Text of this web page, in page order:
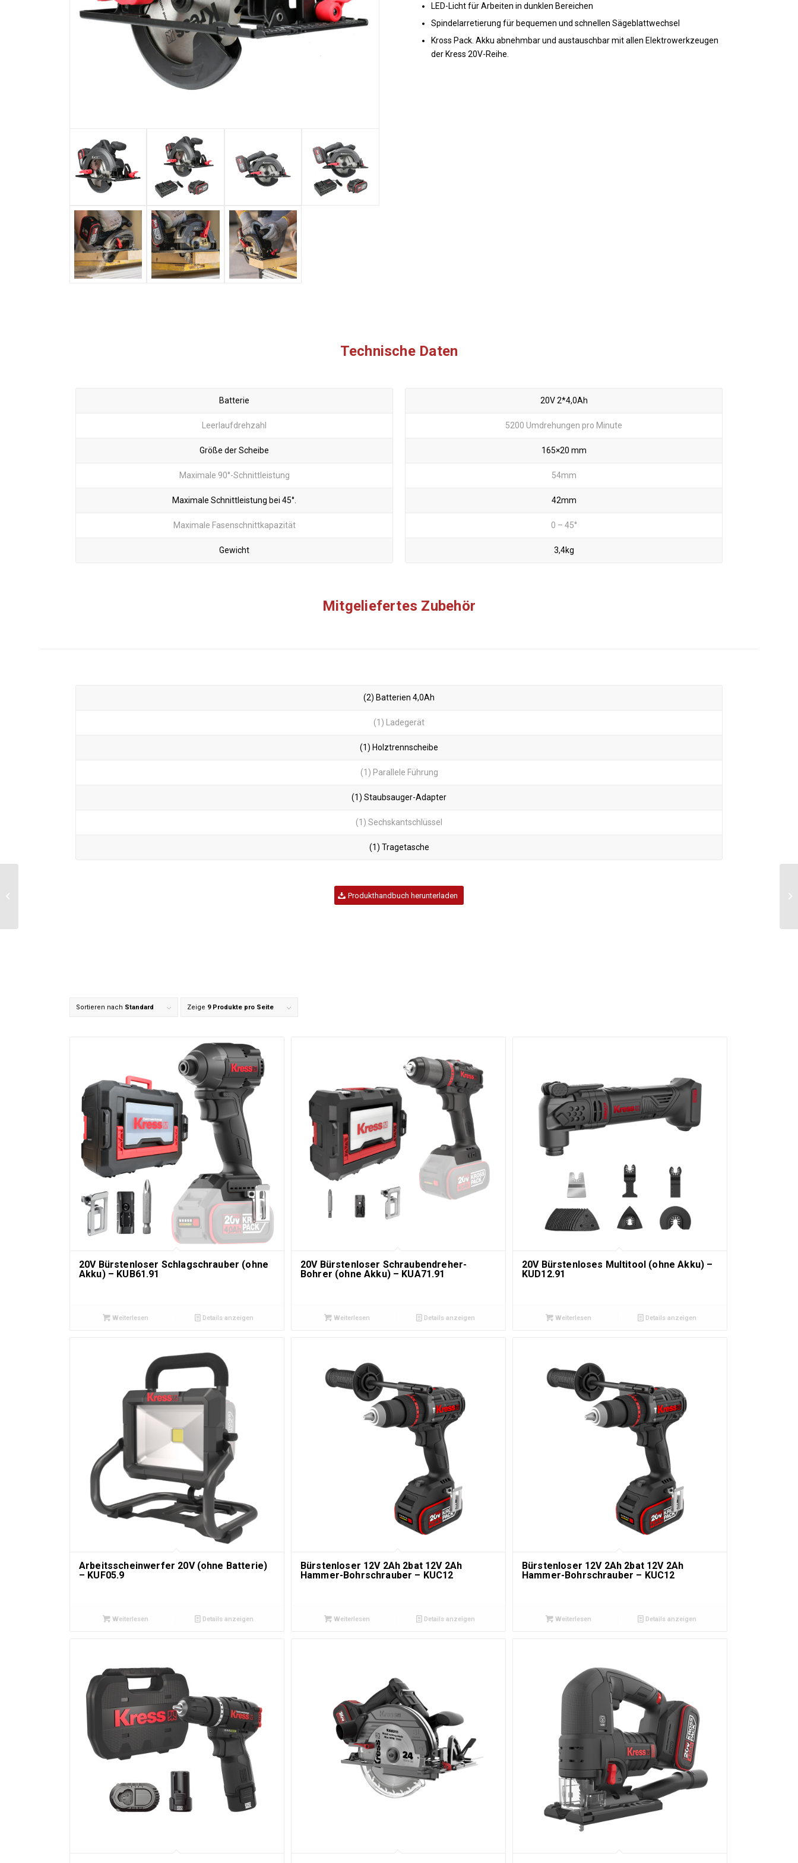
LED-Licht für Arbeiten in dunklen Bereichen
Spindelarretierung für bequemen und schnellen Sägeblattwechsel
Kross Pack. Akku abnehmbar und austauschbar mit allen Elektrowerkzeugen
der Kress 20V-Reihe.
Technische Daten
Batterie
Leerlaufdrehzahl
Größe der Scheibe
Maximale 90°-Schnittleistung
Maximale Schnittleistung bei 45°.
Maximale Fasenschnittkapazität
Gewicht
20V 2*4,0Ah
5200 Umdrehungen pro Minute
165×20 mm
54mm
42mm
0 – 45°
3,4kg
Mitgeliefertes Zubehör
(2) Batterien 4,0Ah
(1) Ladegerät
(1) Holztrennscheibe
(1) Parallele Führung
(1) Staubsauger-Adapter
(1) Sechskantschlüssel
(1) Tragetasche
Produkthandbuch herunterladen
Sortieren nach Standard Zeige 9 Produkte pro Seite
20V Bürstenloser Schlagschrauber (ohne
Akku) – KUB61.91
Weiterlesen Details anzeigen
20V Bürstenloser Schraubendreher-
Bohrer (ohne Akku) – KUA71.91
Weiterlesen Details anzeigen
20V Bürstenloses Multitool (ohne Akku) –
KUD12.91
Weiterlesen Details anzeigen
Arbeitsscheinwerfer 20V (ohne Batterie)
– KUF05.9
Weiterlesen Details anzeigen
Bürstenloser 12V 2Ah 2bat 12V 2Ah
Hammer-Bohrschrauber – KUC12
Weiterlesen Details anzeigen
Bürstenloser 12V 2Ah 2bat 12V 2Ah
Hammer-Bohrschrauber – KUC12
Weiterlesen Details anzeigen